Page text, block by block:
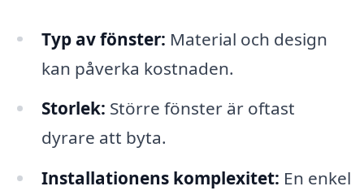
Typ av fönster: Material och design
kan påverka kostnaden.
Storlek: Större fönster är oftast
dyrare att byta.
Installationens komplexitet: En enkel